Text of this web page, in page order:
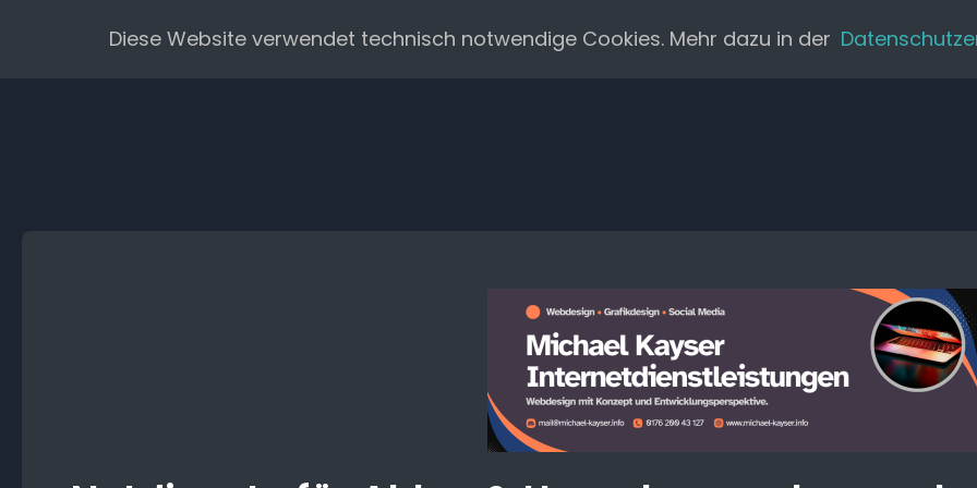
Diese Website verwendet technisch notwendige Cookies. Mehr dazu in der